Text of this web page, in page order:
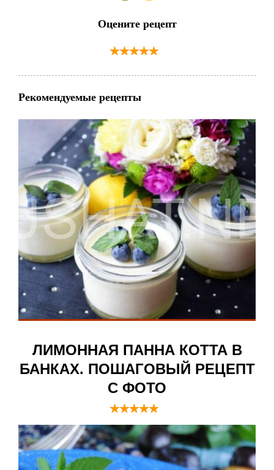
Оцените рецепт
Рекомендуемые рецепты
ЛИМОННАЯ ПАННА КОТТА В
БАНКАХ. ПОШАГОВЫЙ РЕЦЕПТ
С ФОТО